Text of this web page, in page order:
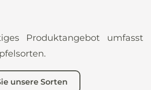
Produktangebot umfasst
unsere Sorten